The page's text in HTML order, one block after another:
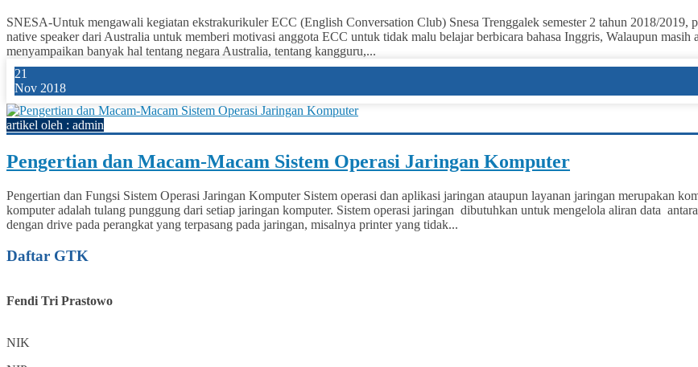
SNESA-Untuk mengawali kegiatan ekstrakurikuler ECC (English Conversation Club) Snesa Trenggalek semester 2 tahun 2018/2019,
native speaker dari Australia untuk memberi motivasi anggota ECC untuk tidak malu belajar berbicara bahasa Inggris, Walaupun
menyampaikan banyak hal tentang negara Australia, tentang kangguru,...
21
Nov 2018
artikel oleh : admin
Pengertian dan Macam-Macam Sistem Operasi Jaringan Komputer
Pengertian dan Fungsi Sistem Operasi Jaringan Komputer Sistem operasi dan aplikasi jaringan ataupun layanan jaringan merupakan
komputer adalah tulang punggung dari setiap jaringan komputer. Sistem operasi jaringan dibutuhkan untuk mengelola aliran data
dengan drive pada perangkat yang terpasang pada jaringan, misalnya printer yang tidak...
Daftar GTK
Fendi Tri Prastowo
NIK